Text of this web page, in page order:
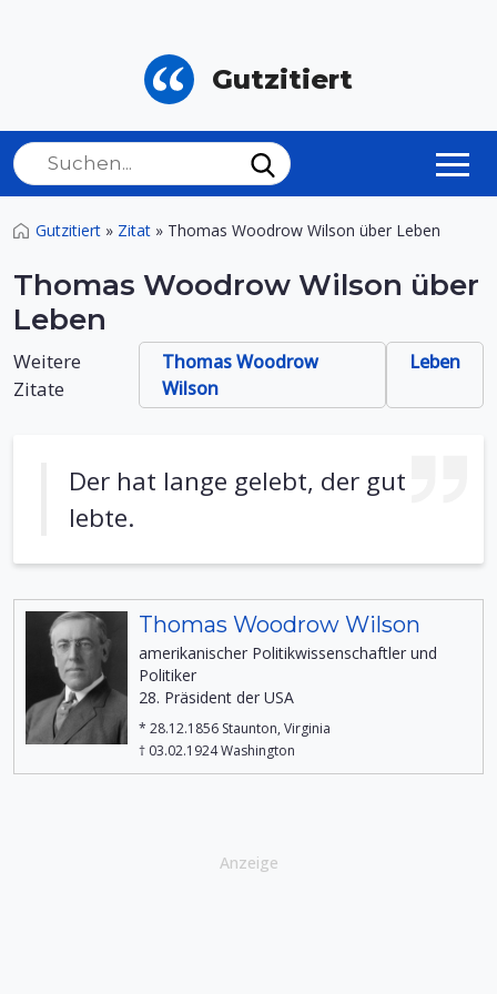
Gutzitiert
Gutzitiert » Zitat » Thomas Woodrow Wilson über Leben
Thomas Woodrow Wilson über
Leben
Weitere
Zitate
Thomas Woodrow
Wilson
Leben
Der hat lange gelebt, der gut
lebte.
Thomas Woodrow Wilson
amerikanischer Politikwissenschaftler und
Politiker
28. Präsident der USA
* 28.12.1856 Staunton, Virginia
† 03.02.1924 Washington
Anzeige